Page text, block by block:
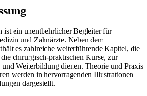
ist ein unentbehrlicher Begleiter für
und Zahnärzte. Neben dem
es zahlreiche weiterführende Kapitel, die
chirurgisch-praktischen Kurse, zur
Weiterbildung dienen. Theorie und Praxis
werden in hervorragenden Illustrationen
dargestellt.